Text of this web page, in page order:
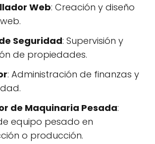
Web: Creación y diseño
Seguridad: Supervisión y
de propiedades.
: Administración de finanzas y
de Maquinaria Pesada:
equipo pesado en
o producción.